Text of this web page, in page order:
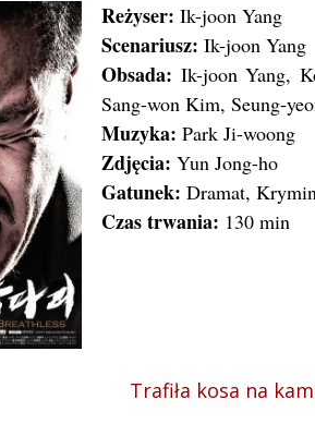
Reżyser: Ik-joon Yang
Scenariusz: Ik-joon Yang
Obsada: Ik-joon Yang,
Sang-won Kim, Seung-
Muzyka: Park Ji-woong
Zdjęcia: Yun Jong-ho
Gatunek: Dramat,
Czas trwania: 130 min
Trafiła kosa na